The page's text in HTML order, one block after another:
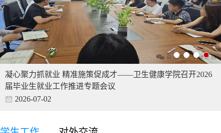
凝心聚力抓就业 精准施策促成才——卫生健康学院召开2026
届毕业生就业工作推进专题会议
2026-07-02